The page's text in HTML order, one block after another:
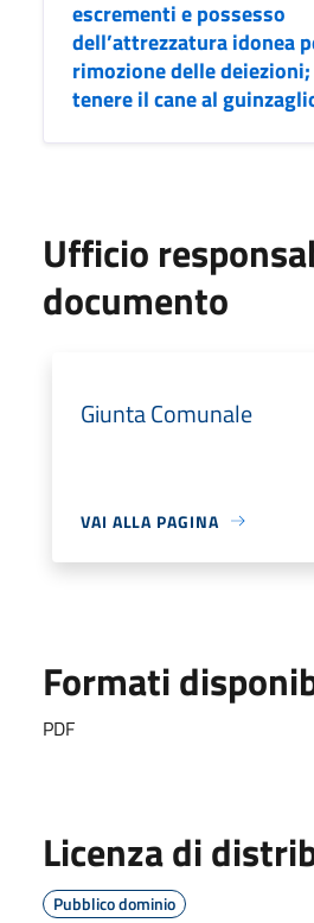
escrementi e possesso
dell’attrezzatura idonea
rimozione delle
tenere il cane al
Ufficio
documento
Giunta Comunale
VAI ALLA PAGINA
Formati
PDF
Licenza di
Pubblico dominio